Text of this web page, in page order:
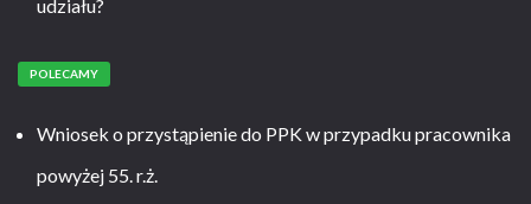
udziału?
POLECAMY
Wniosek o przystąpienie do PPK w przypadku pracownika
powyżej 55. r.ż.